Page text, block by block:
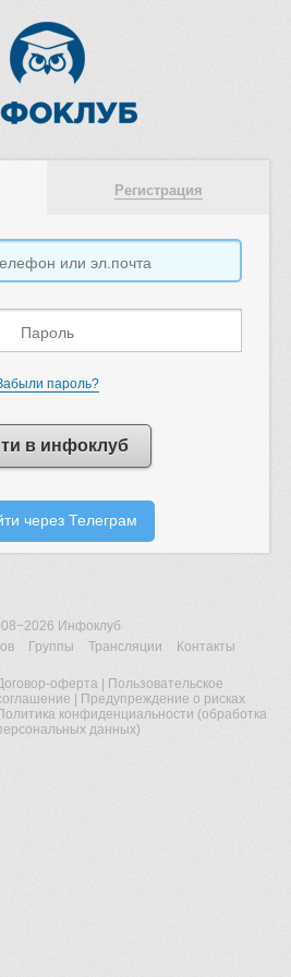
Регистрация
пароль?
в инфоклуб
через Телеграм
Инфоклуб
Группы Трансляции Контакты
оферта
Пользовательское
Предупреждение о рисках
конфиденциальности (обработка
данных)